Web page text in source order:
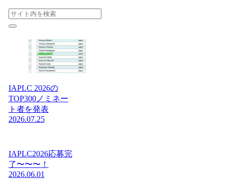
IAPLC 2026の
TOP300ノミネー
ト者を発表
2026.07.25
IAPLC2026応募完
了〜〜〜！
2026.06.01